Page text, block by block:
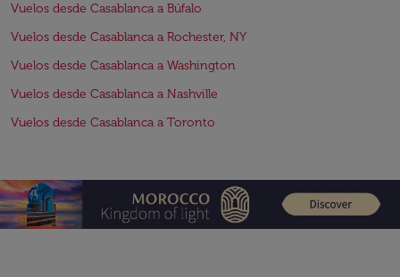
Vuelos desde Casablanca a Búfalo
Vuelos desde Casablanca a Rochester, NY
Vuelos desde Casablanca a Washington
Vuelos desde Casablanca a Nashville
Vuelos desde Casablanca a Toronto